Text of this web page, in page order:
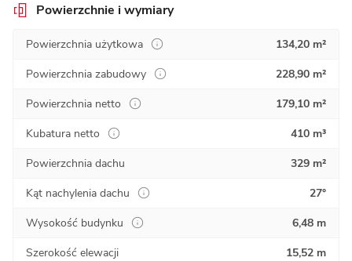
Powierzchnie i wymiary
Powierzchnia użytkowa
134,20 m²
Powierzchnia zabudowy
228,90 m²
Powierzchnia netto
179,10 m²
Kubatura netto
410 m³
Powierzchnia dachu
329 m²
Kąt nachylenia dachu
27°
Wysokość budynku
6,48 m
Szerokość elewacji
15,52 m